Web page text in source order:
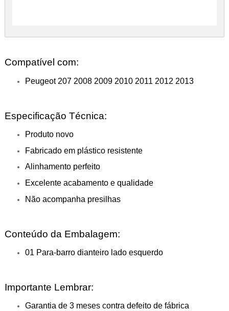
Compatível com:
Peugeot 207 2008 2009 2010 2011 2012 2013
Especificação Técnica:
Produto novo
Fabricado em plástico resistente
Alinhamento perfeito
Excelente acabamento e qualidade
Não acompanha presilhas
Conteúdo da Embalagem:
01 Para-barro dianteiro lado esquerdo
Importante Lembrar:
Garantia de 3 meses contra defeito de fábrica